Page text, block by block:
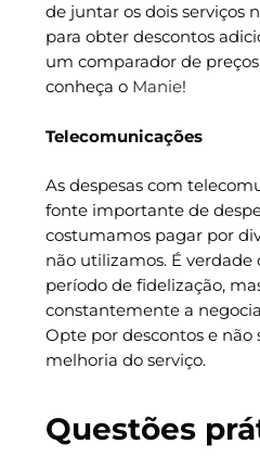
de juntar os dois serviços
para obter descontos
um comparador de
conheça o Manie!
Telecomunicações
As despesas com
fonte importante de
costumamos pagar por
não utilizamos. É
período de fidelização,
constantemente a
Opte por descontos e não
melhoria do serviço.
Questões